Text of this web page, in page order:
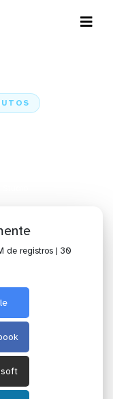
de registros | 30